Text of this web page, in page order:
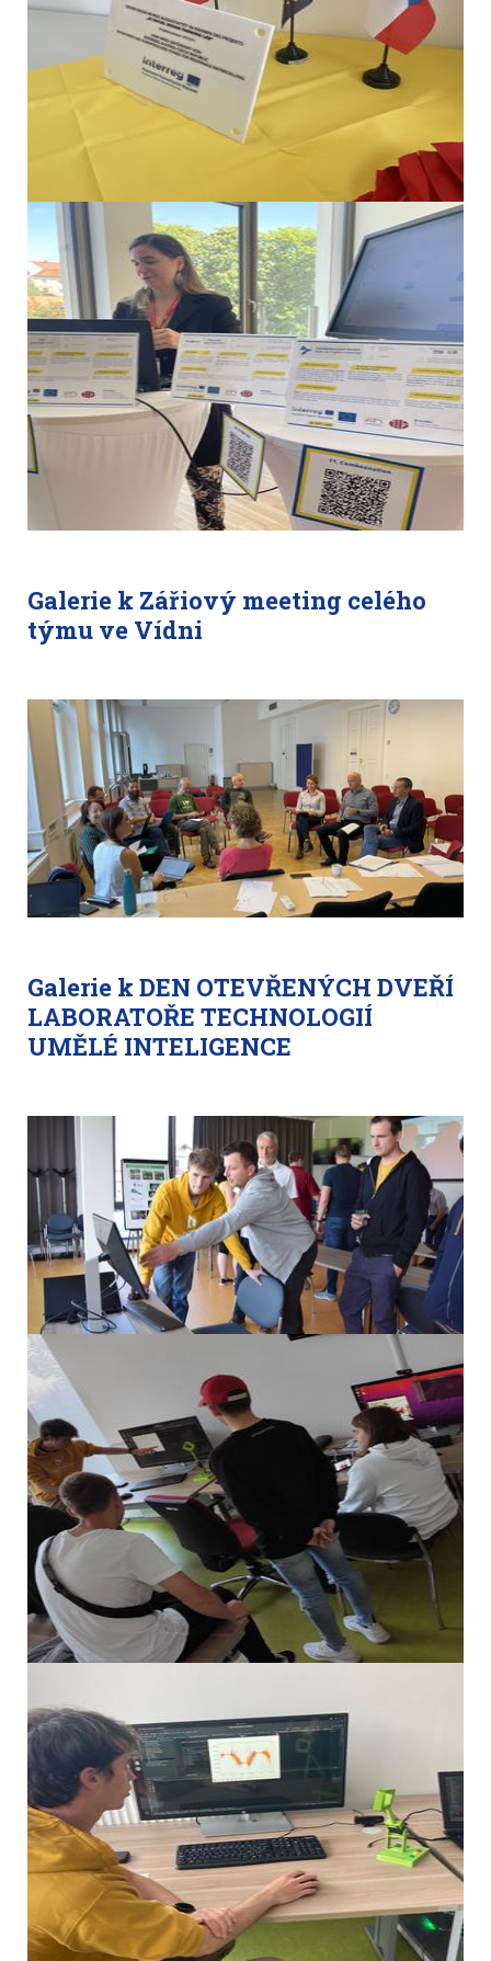
Galerie k Zářiový meeting celého
týmu ve Vídni
Galerie k DEN OTEVŘENÝCH DVEŘÍ
LABORATOŘE TECHNOLOGIÍ
UMĚLÉ INTELIGENCE